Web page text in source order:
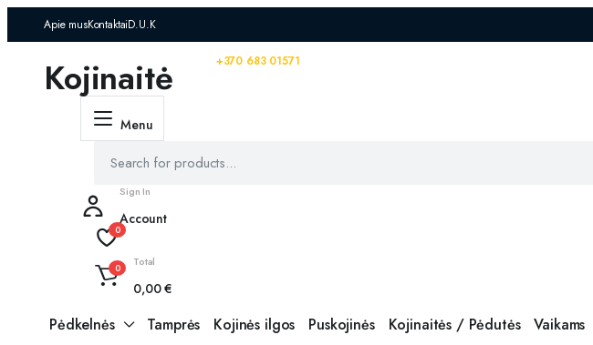
Apie musKontaktaiD.U.K
+370 683 01571
Kojinaitė
Menu
Sign In
Account
0
0 Total
0,00€
Pėdkelnės Tamprės Kojinės ilgos Puskojinės Kojinaitės / Pėdutės Vaikams